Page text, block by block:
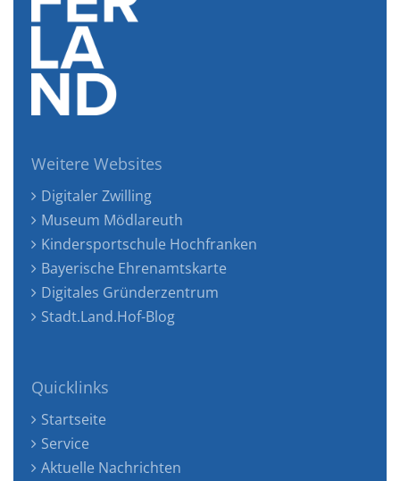
Weitere Websites
Digitaler Zwilling
Museum Mödlareuth
Kindersportschule Hochfranken
Bayerische Ehrenamtskarte
Digitales Gründerzentrum
Stadt.Land.Hof-Blog
Quicklinks
Startseite
Service
Aktuelle Nachrichten